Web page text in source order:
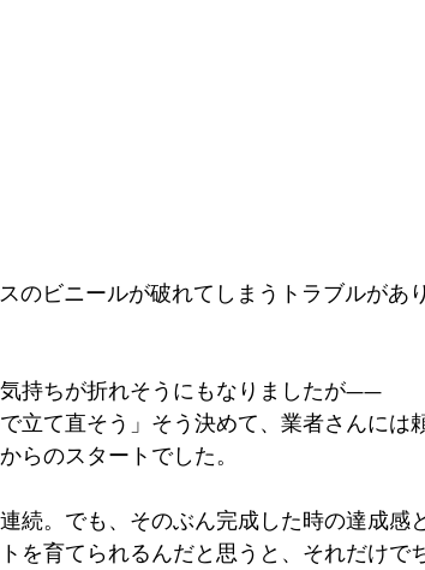
のビニールが破れてしまうトラブルがあ
持ちが折れそうにもなりましたが——
立て直そう」そう決めて、業者さんには
らのスタートでした。
続。でも、そのぶん完成した時の達成感
を育てられるんだと思うと、それだけで